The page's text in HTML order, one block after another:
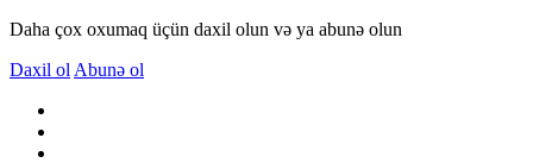
Daha çox oxumaq üçün daxil olun və ya abunə olun
Daxil ol Abunə ol